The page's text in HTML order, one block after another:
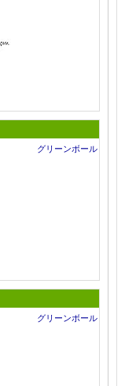
グリーンボール
グリーンボール